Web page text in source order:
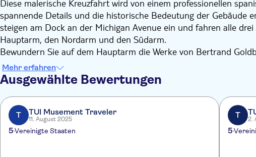
Diese malerische Kreuzfahrt wird von einem professionellen
spannende Details und die historische Bedeutung der Gebäude
steigen am Dock an der Michigan Avenue ein und fahren alle
Hauptarm, den Nordarm und den Südarm.
Bewundern Sie auf dem Hauptarm die Werke von Bertrand
Sie den Nordarm und erleben den enormen Kontrast der
Genießen Sie fantastische Fotomotive am Wolf Point und
Chicagos berühmten Willis Tower sehen. Hören Sie die
Großen Brandes von 1871 wieder auferstand.
Mehr erfahren
Ausgewählte Bewertungen
T TUI Musement Traveler
11. August 2025
5Vereinigte Staaten
T 2.
5